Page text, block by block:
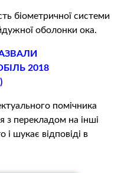
біометричної системи
оболонки ока.
2018
помічника
з перекладом на інші
і шукає відповіді в